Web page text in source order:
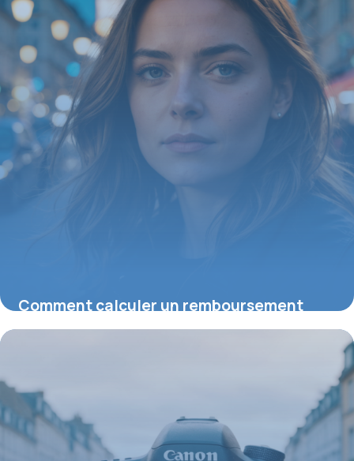
Comment calculer un remboursement
mutuelle : astuces pour optimiser vos